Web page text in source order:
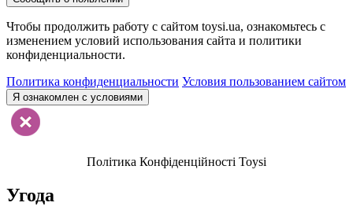
Чтобы продолжить работу с сайтом toysi.ua, ознакомьтесь с
изменением условий использования сайта и политики
конфиденциальности.
Политика конфиденциальности Условия пользованием сайтом
Я ознакомлен с условиями
Політика Конфіденційності Toysi
Угода